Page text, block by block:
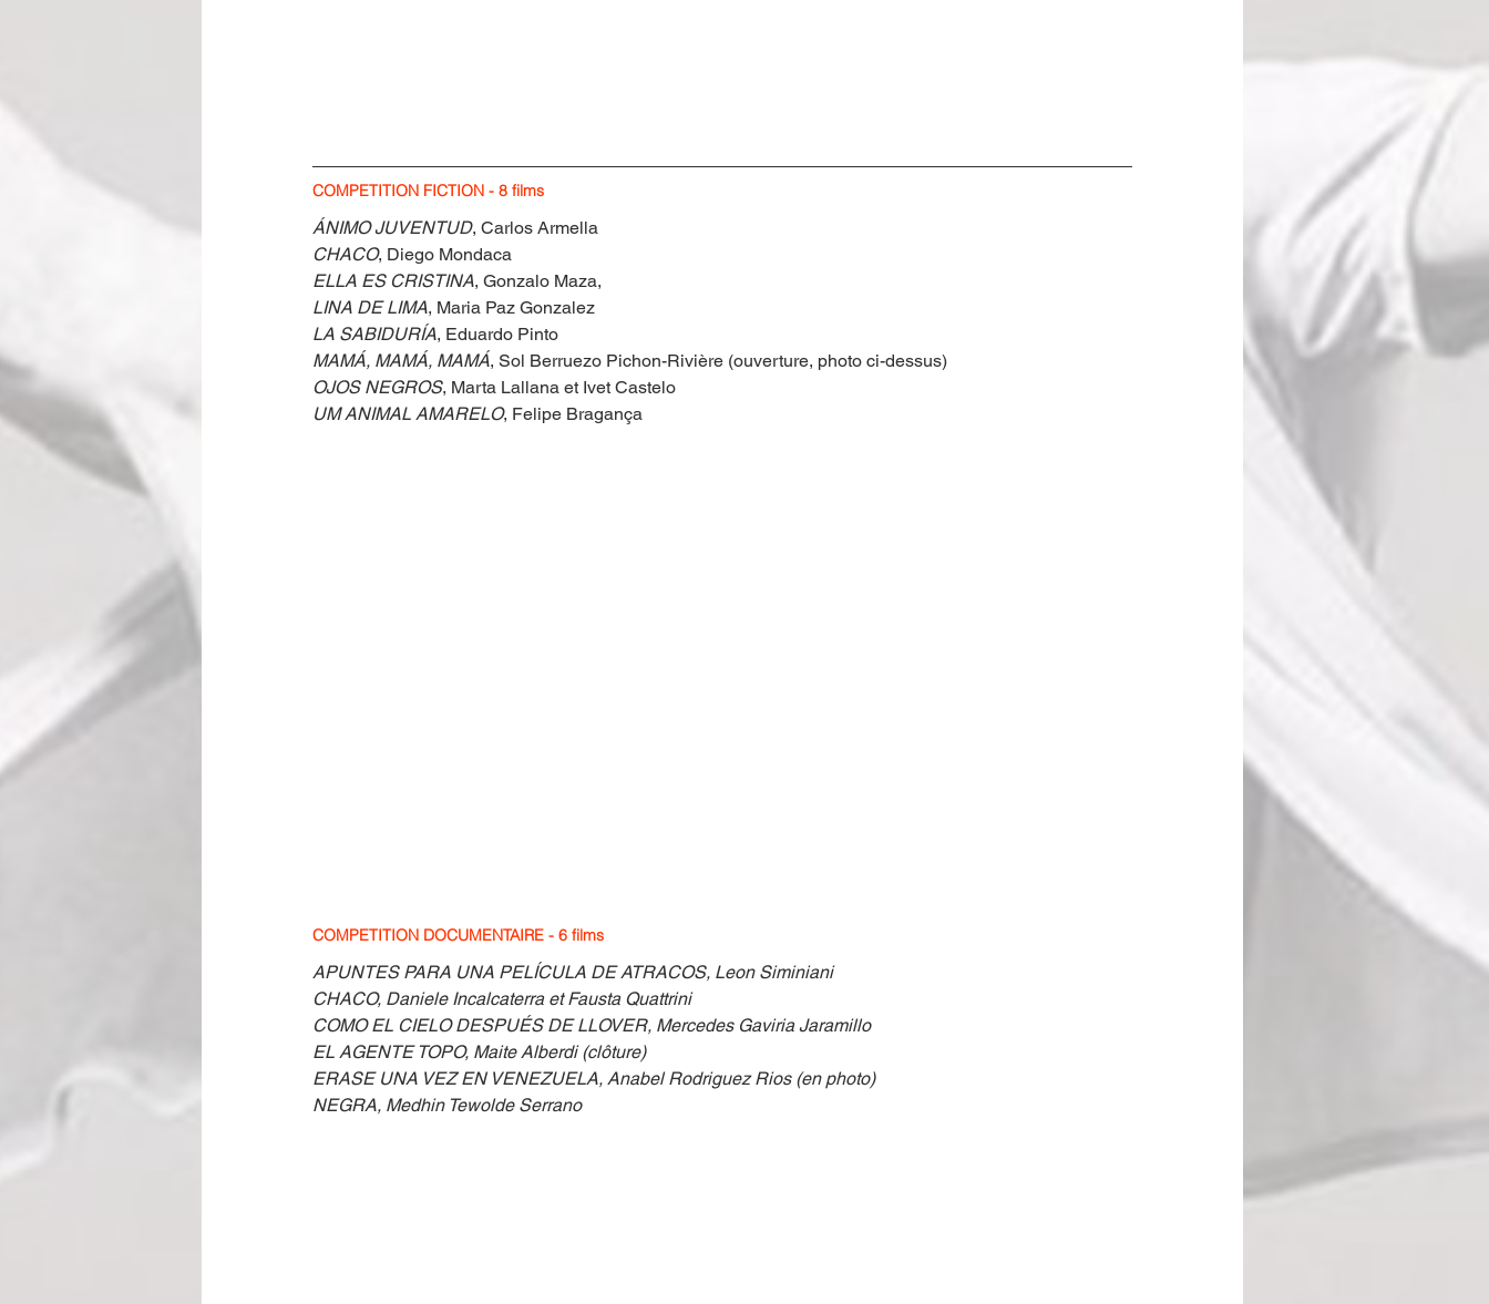
COMPETITION FICTION - 8 films
ÁNIMO JUVENTUD, Carlos Armella
CHACO, Diego Mondaca
ELLA ES CRISTINA, Gonzalo Maza,
LINA DE LIMA, Maria Paz Gonzalez
LA SABIDURÍA, Eduardo Pinto
MAMÁ, MAMÁ, MAMÁ, Sol Berruezo Pichon-Rivière (ouverture, photo ci-dessus)
OJOS NEGROS, Marta Lallana et Ivet Castelo
UM ANIMAL AMARELO, Felipe Bragança
COMPETITION DOCUMENTAIRE - 6 films
APUNTES PARA UNA PELÍCULA DE ATRACOS, Leon Siminiani
CHACO, Daniele Incalcaterra et Fausta Quattrini
COMO EL CIELO DESPUÉS DE LLOVER, Mercedes Gaviria Jaramillo
EL AGENTE TOPO, Maite Alberdi (clôture)
ERASE UNA VEZ EN VENEZUELA, Anabel Rodriguez Rios (en photo)
NEGRA, Medhin Tewolde Serrano